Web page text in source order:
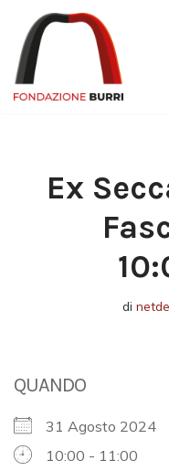
Vai
al
contenuto
Ex
di
QUANDO
31 Agosto 2024
10:00 - 11:00